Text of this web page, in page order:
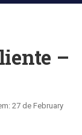
–
27 de February